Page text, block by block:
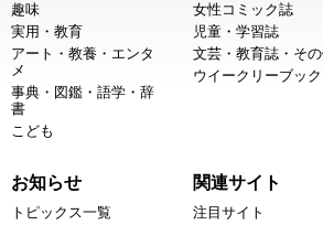
趣味
実用・教育
アート・教養・エンタ
メ
事典・図鑑・語学・辞
書
こども
女性コミック誌
児童・学習誌
文芸・教育誌・そ
ウイークリーブック
お知らせ
トピックス一覧
関連サイト
注目サイト